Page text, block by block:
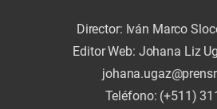
Director: Iván Marco
Editor Web: Johana Liz
Teléfono: (+511)